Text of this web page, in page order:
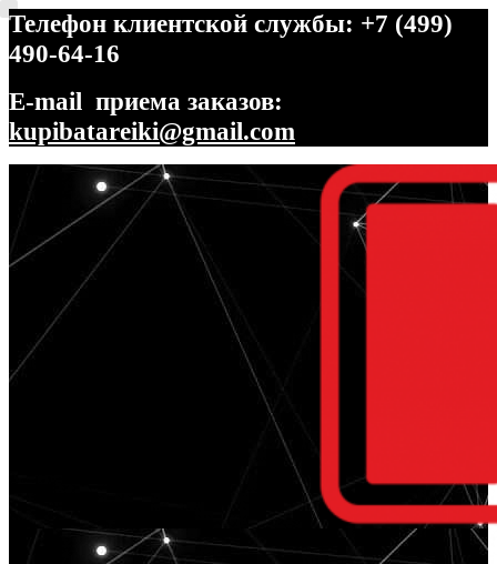
Телефон клиентской службы: +7 (499)
490-64-16
E-mail приема заказов:
kupibatareiki@gmail.com
Перейти
навигации
Перейти
содержимому